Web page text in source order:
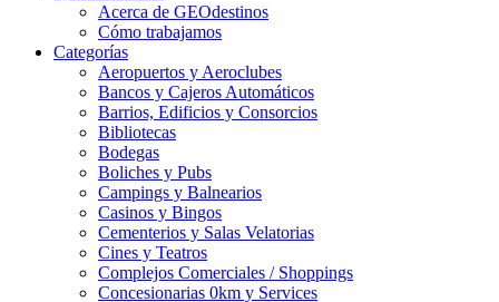
Acerca de GEOdestinos
Cómo trabajamos
Categorías
Aeropuertos y Aeroclubes
Bancos y Cajeros Automáticos
Barrios, Edificios y Consorcios
Bibliotecas
Bodegas
Boliches y Pubs
Campings y Balnearios
Casinos y Bingos
Cementerios y Salas Velatorias
Cines y Teatros
Complejos Comerciales / Shoppings
Concesionarias 0km y Services